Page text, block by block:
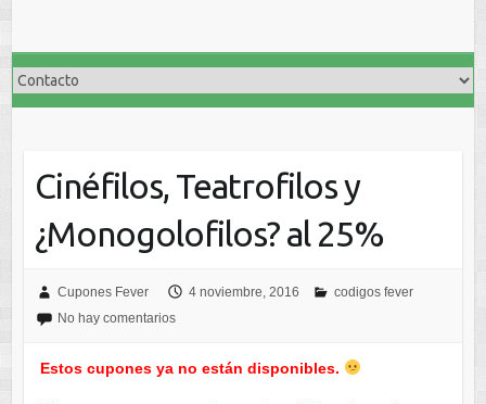
Cinéfilos, Teatrofilos y
¿Monogolofilos? al 25%
Cupones Fever 4 noviembre, 2016
codigos fever
No hay comentarios
Estos cupones ya no están disponibles.